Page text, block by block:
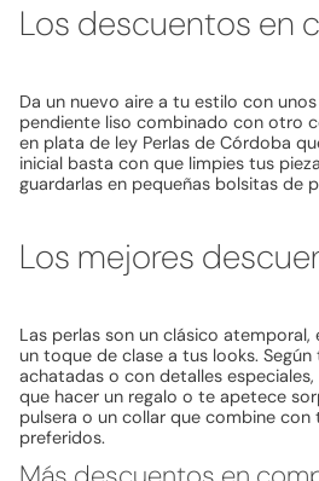
Los descuentos en
Da un nuevo aire a tu estilo con
pendiente liso combinado con otro
en plata de ley Perlas de Córdoba
inicial basta con que limpies tus
guardarlas en pequeñas bolsitas de
Los mejores
Las perlas son un clásico
un toque de clase a tus looks.
achatadas o con detalles
que hacer un regalo o te apetece
pulsera o un collar que combine
preferidos.